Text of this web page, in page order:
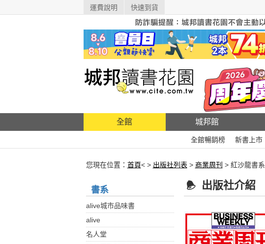
運費說明 快速到貨
全館 城邦館
全館暢銷榜 新書上市
您現在位置： 首頁< > 出版社列表 > 商業周刊 > 紅沙龍書系
書系
alive城市品味書
alive
名人堂
出版社介紹